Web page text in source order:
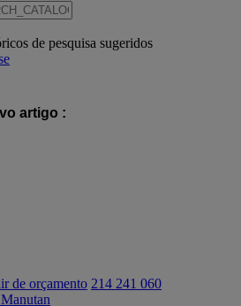
de pesquisa sugeridos
artigo :
de orçamento 214 241 060